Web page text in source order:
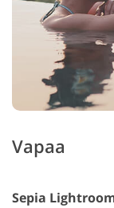
Vapaa
Sepia